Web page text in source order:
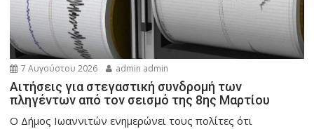
7 Αυγούστου 2026 admin admin
Αιτήσεις για στεγαστική συνδρομή των
πληγέντων από τον σεισμό της 8ης Μαρτίου
Ο Δήμος Ιωαννιτών ενημερώνει τους πολίτες ότι